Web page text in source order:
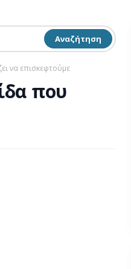
Αναζήτηση
να επισκεφτούμε
που